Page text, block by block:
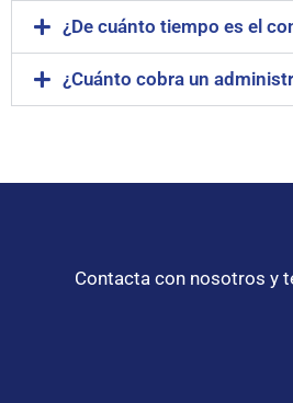
¿De cuánto tiempo es el
¿Cuánto cobra un
Contacta con nosotros y